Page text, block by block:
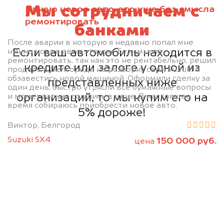
Нужно новое авто, это уже без смысла
ремонтировать
После аварии в которую я недавно попал мне
нужно новое авто, это уже без смысла
ремонтировать, так как это не рентабельно, решил
продать в Белгороде на разборку свой Suzuki и
обзавестись новой машиной. Оформили сделку за
один день, быстро утрясли все бумажные вопросы
и моментально сошлись в цене. В настоящее
время собираюсь приобрести новое авто.
Виктор, Белгород
Suzuki SX4
цена 150 000 руб.
Мы сотрудничаем с
банками
Если ваш автомобиль находится в
кредите или залоге у одной из
представленных ниже
организаций, то мы купим его на
5% дороже!